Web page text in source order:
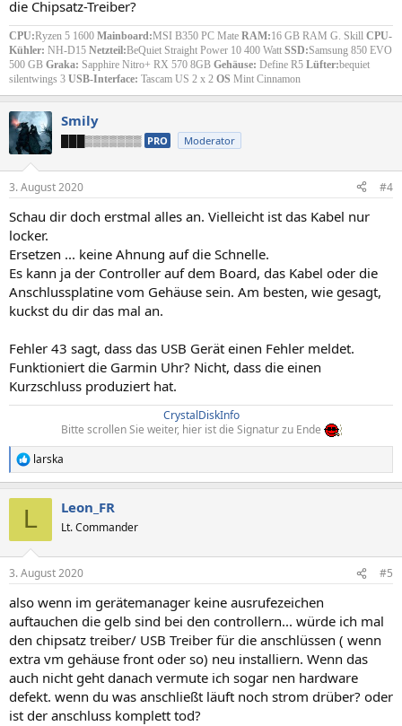
die Chipsatz-Treiber?
CPU:Ryzen 5 1600 Mainboard:MSI B350 PC Mate RAM:16 GB RAM G. Skill CPU-
Kühler: NH-D15 Netzteil:BeQuiet Straight Power 10 400 Watt SSD:Samsung 850 EVO
500 GB Graka: Sapphire Nitro+ RX 570 8GB Gehäuse: Define R5 Lüfter:bequiet
silentwings 3 USB-Interface: Tascam US 2 x 2 OS Mint Cinnamon
Smily
███▒▒▒▒▒▒▒ PRO Moderator
3. August 2020 #4
Schau dir doch erstmal alles an. Vielleicht ist das Kabel nur
locker.
Ersetzen ... keine Ahnung auf die Schnelle.
Es kann ja der Controller auf dem Board, das Kabel oder die
Anschlussplatine vom Gehäuse sein. Am besten, wie gesagt,
kuckst du dir das mal an.
Fehler 43 sagt, dass das USB Gerät einen Fehler meldet.
Funktioniert die Garmin Uhr? Nicht, dass die einen
Kurzschluss produziert hat.
CrystalDiskInfo
Bitte scrollen Sie weiter, hier ist die Signatur zu Ende
R
e
e
:
larska
L Leon_FR
Lt. Commander
3. August 2020 #5
also wenn im gerätemanager keine ausrufezeichen
auftauchen die gelb sind bei den controllern... würde ich mal
den chipsatz treiber/ USB Treiber für die anschlüssen ( wenn
extra vm gehäuse front oder so) neu installiern. Wenn das
auch nicht geht danach vermute ich sogar nen hardware
defekt. wenn du was anschließt läuft noch strom drüber? oder
ist der anschluss komplett tod?